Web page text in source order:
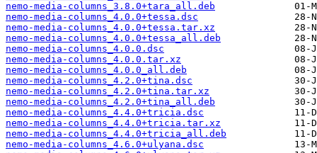
nemo-media-columns_3.8.0+tara_all.deb
nemo-media-columns_4.0.0+tessa.dsc
nemo-media-columns_4.0.0+tessa.tar.xz
nemo-media-columns_4.0.0+tessa_all.deb
nemo-media-columns_4.0.0.dsc
nemo-media-columns_4.0.0.tar.xz
nemo-media-columns_4.0.0_all.deb
nemo-media-columns_4.2.0+tina.dsc
nemo-media-columns_4.2.0+tina.tar.xz
nemo-media-columns_4.2.0+tina_all.deb
nemo-media-columns_4.4.0+tricia.dsc
nemo-media-columns_4.4.0+tricia.tar.xz
nemo-media-columns_4.4.0+tricia_all.deb
nemo-media-columns_4.6.0+ulyana.dsc